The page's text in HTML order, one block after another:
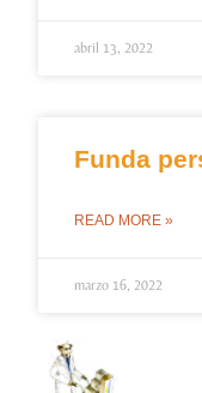
abril 13, 2022
Funda
READ MORE »
marzo 16, 2022